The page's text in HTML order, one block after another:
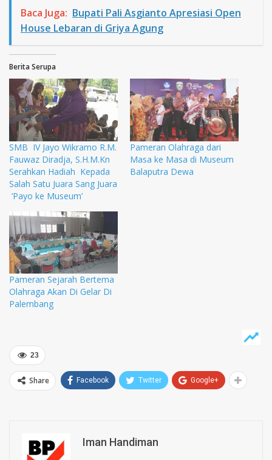
Baca Juga: Bupati Pali Asgianto Apresiasi Open
House Lebaran di Griya Agung
Berita Serupa
SMB IV Jayo Wikramo R.M.
Fauwaz Diradja, S.H.M.Kn
Serahkan Hadiah Kepada
Salah Satu Juara Sang Juara
‘Payo ke Museum’
Pameran Olahraga dari
Masa ke Masa di Museum
Balaputra Dewa
Pameran Sejarah Bertema
Olahraga Akan Di Gelar Di
Palembang
23
Share Facebook Twitter Google+
Iman Handiman